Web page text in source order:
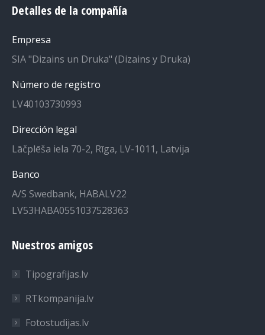
de
se
abre
una
nueva
de
se
abre
una
nueva
Detalles de la compañía
Empresa
SIA "Dizains un Druka" (Dizains y Druka)
Número de registro
LV40103730993
Dirección legal
Lāčplēša iela 70-2, Rīga, LV-1011, Latvija
Banco
A/S Swedbank, HABALV22
LV53HABA0551037528363
Nuestros amigos
Tipografijas.lv
RTkompanija.lv
Fotostudijas.lv